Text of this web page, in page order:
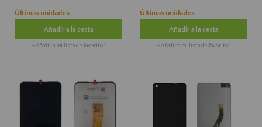
Últimas unidades
Añadir a la cesta
+ Añadir a mi lista de favoritos
Últimas unidades
Añadir a la cesta
+ Añadir a mi lista de favoritos